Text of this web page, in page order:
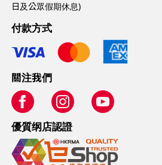
日及公眾假期休息)
付款方式
關注我們
優質纲店認證